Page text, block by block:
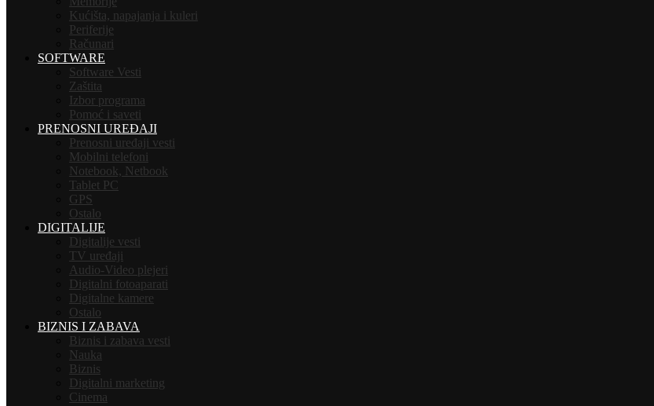
Kućišta, napajanja i kuleri
Periferije
Računari
SOFTWARE
Software Vesti
Zaštita
Izbor programa
Pomoć i saveti
PRENOSNI UREĐAJI
Prenosni uređaji vesti
Mobilni telefoni
Notebook, Netbook
Tablet PC
GPS
Ostalo
DIGITALIJE
Digitalije vesti
TV uređaji
Audio-Video plejeri
Digitalni fotoaparati
Digitalne kamere
Ostalo
BIZNIS I ZABAVA
Biznis i zabava vesti
Nauka
Biznis
Digitalni marketing
Cinema